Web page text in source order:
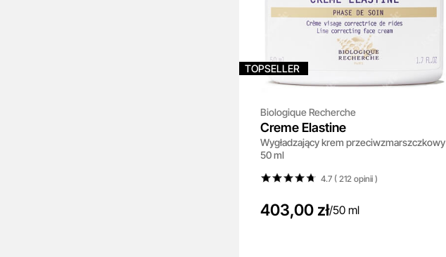
TOPSELLER
Biologique Recherche
Creme Elastine
Wygładzający krem przeciwzmarszczkowy
50 ml
4.7 ( 212opinii)
403,00 zł/50 ml